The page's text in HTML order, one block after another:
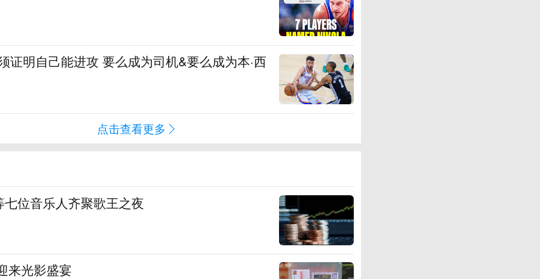
证明自己能进攻 要么成为司机&要么成为本·西
点击查看更多
位音乐人齐聚歌王之夜
来光影盛宴